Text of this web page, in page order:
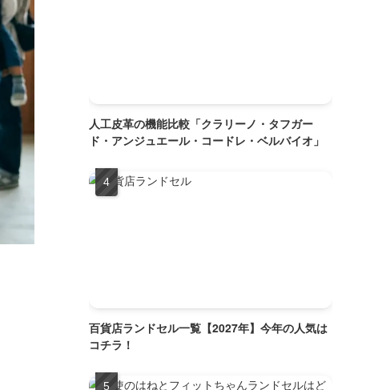
人工皮革の機能比較「クラリーノ・タフガー
ド・アンジュエール・コードレ・ベルバイオ」
百貨店ランドセル一覧【2027年】今年の人気は
コチラ！